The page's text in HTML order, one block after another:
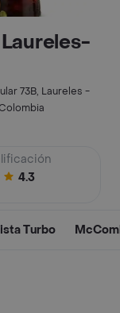
73B, Laureles -
4.3
Turbo